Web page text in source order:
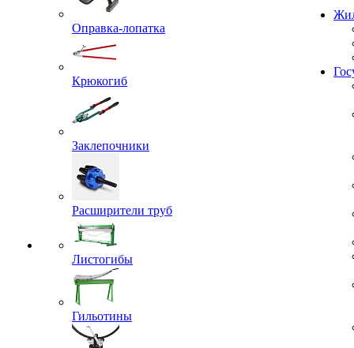
Оправка-лопатка
Крюкогиб
Заклепочники
Расширители труб
Листогибы
Гильотины
Проекты